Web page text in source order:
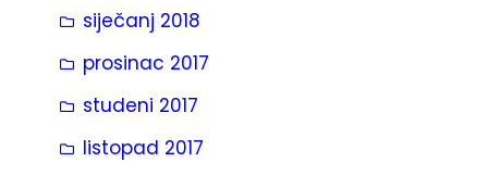
siječanj 2018
prosinac 2017
studeni 2017
listopad 2017